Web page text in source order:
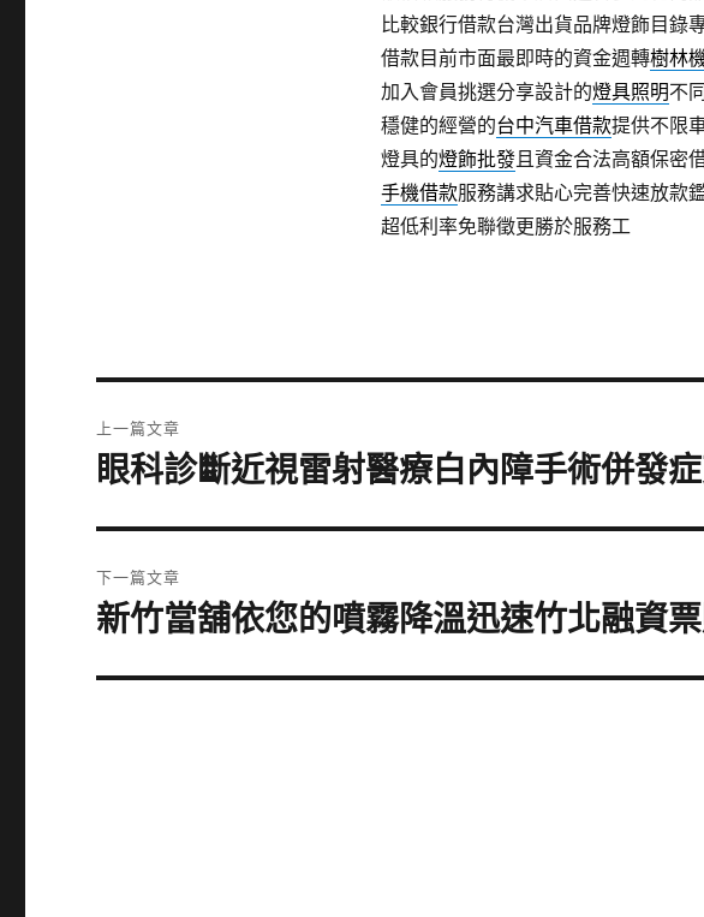
比較銀行借款台灣出貨品牌燈飾目錄
借款目前市面最即時的資金週轉樹林
加入會員挑選分享設計的燈具照明不
穩健的經營的台中汽車借款提供不限
燈具的燈飾批發且資金合法高額保密
手機借款服務講求貼心完善快速放款
超低利率免聯徵更勝於服務工
章
上一篇文章
上
篇
文
章:
眼科診斷近視雷射醫療白內障手術併發
下一篇文章
下
篇
新竹當舖依您的噴霧降溫迅速竹北融資